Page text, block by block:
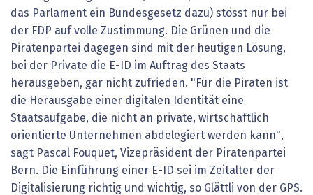
das Parlament ein Bundesgesetz dazu) stösst nur bei
der FDP auf volle Zustimmung. Die Grünen und die
Piratenpartei dagegen sind mit der heutigen Lösung,
bei der Private die E-ID im Auftrag des Staats
herausgeben, gar nicht zufrieden. "Für die Piraten ist
die Herausgabe einer digitalen Identität eine
Staatsaufgabe, die nicht an private, wirtschaftlich
orientierte Unternehmen abdelegiert werden kann",
sagt Pascal Fouquet, Vizepräsident der Piratenpartei
Bern. Die Einführung einer E-ID sei im Zeitalter der
Digitalisierung richtig und wichtig, so Glättli von der GPS.